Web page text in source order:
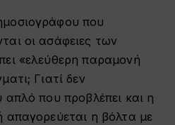
που
οι ασάφειες των
«ελεύθερη παραμονή
Γιατί δεν
απλό που προβλέπει και η
απαγορεύεται η βόλτα με